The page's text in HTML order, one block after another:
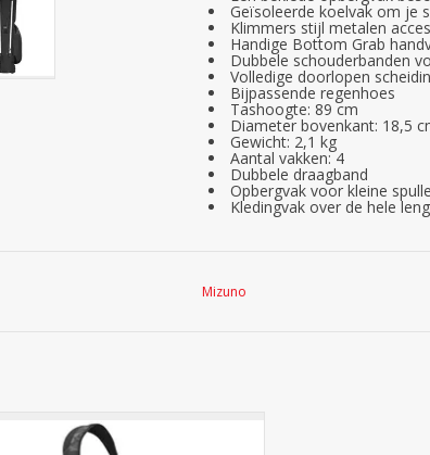
Geïsoleerde koelvak om je
Klimmers stijl metalen
Handige Bottom Grab
Dubbele schouderbanden
Volledige doorlopen
Bijpassende regenhoes
Tashoogte: 89 cm
Diameter bovenkant: 18,5
Gewicht: 2,1 kg
Aantal vakken: 4
Dubbele draagband
Opbergvak voor kleine
Kledingvak over de hele
Mizuno
De nieuwe Mizuno BR D3 Stand Bag staff
is een lichte, compacte en mobiele stand